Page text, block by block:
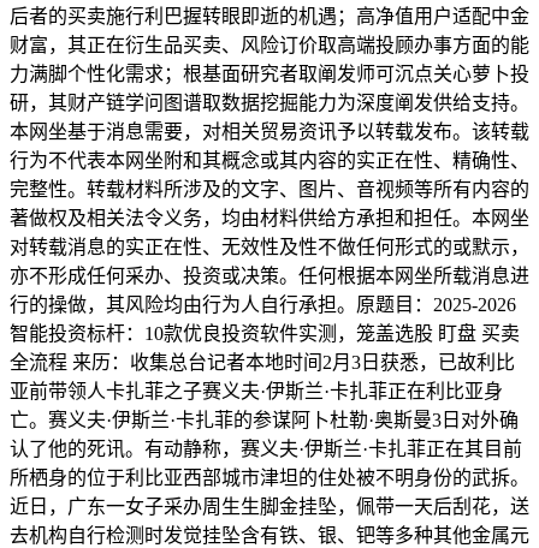
后者的买卖施行利巴握转眼即逝的机遇；高净值用户适配中金
财富，其正在衍生品买卖、风险订价取高端投顾办事方面的能
力满脚个性化需求；根基面研究者取阐发师可沉点关心萝卜投
研，其财产链学问图谱取数据挖掘能力为深度阐发供给支持。
本网坐基于消息需要，对相关贸易资讯予以转载发布。该转载
行为不代表本网坐附和其概念或其内容的实正在性、精确性、
完整性。转载材料所涉及的文字、图片、音视频等所有内容的
著做权及相关法令义务，均由材料供给方承担和担任。本网坐
对转载消息的实正在性、无效性及性不做任何形式的或默示，
亦不形成任何采办、投资或决策。任何根据本网坐所载消息进
行的操做，其风险均由行为人自行承担。原题目：2025-2026
智能投资标杆：10款优良投资软件实测，笼盖选股 盯盘 买卖
全流程 来历：收集总台记者本地时间2月3日获悉，已故利比
亚前带领人卡扎菲之子赛义夫·伊斯兰·卡扎菲正在利比亚身
亡。赛义夫·伊斯兰·卡扎菲的参谋阿卜杜勒·奥斯曼3日对外确
认了他的死讯。有动静称，赛义夫·伊斯兰·卡扎菲正在其目前
所栖身的位于利比亚西部城市津坦的住处被不明身份的武拆。
近日，广东一女子采办周生生脚金挂坠，佩带一天后刮花，送
去机构自行检测时发觉挂坠含有铁、银、钯等多种其他金属元